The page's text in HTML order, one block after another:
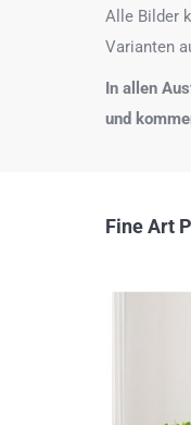
Alle Bilder
Varianten
In allen
und
Fine Art